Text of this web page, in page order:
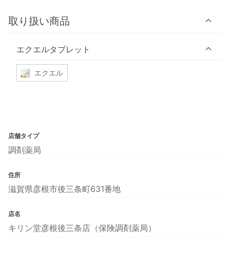
取り扱い商品
エクエルタブレット
エクエル
店舗タイプ
調剤薬局
住所
滋賀県彦根市後三条町631番地
店名
キリン堂彦根後三条店（保険調剤薬局）